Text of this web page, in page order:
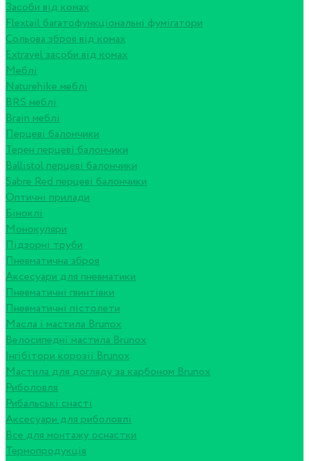
Засоби від комах
Flextail багатофункціональні фумігатори
Сольова зброя від комах
Extravel засоби від комах
Меблі
Naturehike меблі
BRS меблі
Brain меблі
Перцеві балончики
Терен перцеві балончики
Ballistol перцеві балончики
Sabre Red перцеві балончики
Оптичні прилади
Біноклі
Монокуляри
Підзорні труби
Пневматична зброя
Аксесуари для пневматики
Пневматичні гвинтівки
Пневматичні пістолети
Масла і мастила Brunox
Велосипедні мастила Brunox
Інгібітори корозії Brunox
Мастила для догляду за карбоном Brunox
Риболовля
Рибальські снасті
Аксесуари для риболовлі
Все для монтажу оснастки
Термопродукція